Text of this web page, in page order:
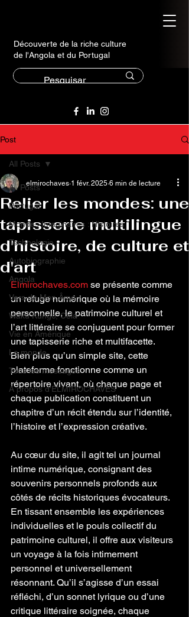
Découverte de la riche culture
de l'Angola et du Portugal
Post
All Posts
Portugal
Mondes Imaginaires : Histoires
Technologie
Autobiographie
Angola
Vers de Mon Âme
Waku Kungo, Cela
Vie en Amérique
Le monde
Tous les messages
À propos d'ELMIROCHAVES
All Posts
Relier les mondes: une
tapisserie multilingue
d'histoire, de culture et
d'art
elmirochaves 1 févr. 2025 6 min de lecture
Elmirochaves.com se présente comme
un refuge numérique où la mémoire
personnelle, le patrimoine culturel et
l’art littéraire se conjuguent pour former
une tapisserie riche et multifacette.
Bien plus qu’un simple site, cette
plateforme fonctionne comme un
répertoire vivant, où chaque page et
chaque publication constituent un
chapitre d’un récit étendu sur l’identité,
l’histoire et l’expression créative.
Au cœur du site, il agit tel un journal
intime numérique, consignant des
souvenirs personnels profonds aux
côtés de récits historiques évocateurs.
En tissant ensemble les expériences
individuelles et le pouls collectif du
patrimoine culturel, il offre aux visiteurs
un voyage à la fois intimement
personnel et universellement
résonnant. Qu’il s’agisse d’un essai
réfléchi, d’un sonnet lyrique ou d’une
critique littéraire soignée, chaque